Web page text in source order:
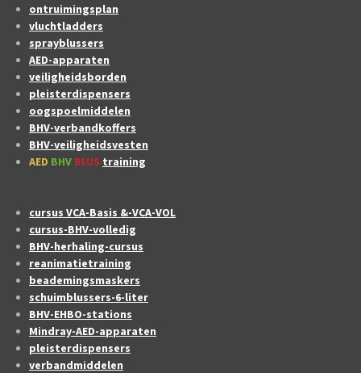
ontruimingsplan
vluchtladders
sprayblussers
AED-apparaten
veiligheidsborden
pleisterdispensers
oogspoelmiddelen
BHV-verbandkoffers
BHV-veiligheidsvesten
AED BHV BLUS training
cursus VCA-Basis &-VCA-VOL
cursus-BHV-volledig
BHV-herhaling-cursus
reanimatietraining
beademingsmaskers
schuimblussers-6-liter
BHV-EHBO-stations
Mindray-AED-apparaten
pleisterdispensers
verbandmiddelen